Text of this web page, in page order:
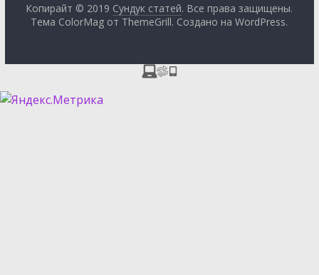
Копирайт © 2019 Сундук статей. Все права защищены.
Тема ColorMag от ThemeGrill. Создано наWordPress.